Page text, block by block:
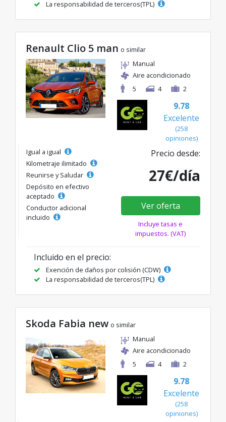
La responsabilidad de terceros(TPL)
Renault Clio 5 man o similar
Manual
Aire acondicionado
5
4 2
9.78
Excelente
(258
opiniones)
Igual a igual
Kilometraje ilimitado
Reunirse y Saludar
Depósito en efectivo
aceptado
Conductor adicional
incluido
Precio desde:
27€/día
Ver oferta
Incluye tasas e
impuestos. (VAT)
Incluido en el precio:
Exención de daños por colisión (CDW)
La responsabilidad de terceros(TPL)
Skoda Fabia new o similar
Manual
Aire acondicionado
5
4 2
9.78
Excelente
(258
opiniones)